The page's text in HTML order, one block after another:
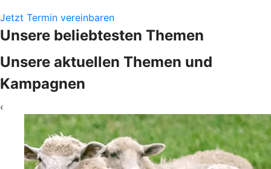
Jetzt Termin vereinbaren
Unsere beliebtesten Themen
Unsere aktuellen Themen und
Kampagnen
‹